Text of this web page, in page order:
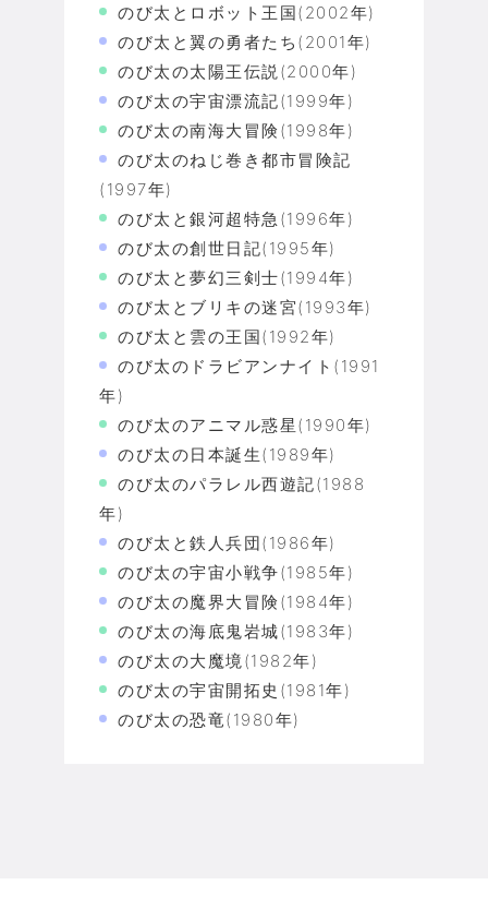
のび太とロボット王国(2002年)
のび太と翼の勇者たち(2001年)
のび太の太陽王伝説(2000年)
のび太の宇宙漂流記(1999年)
のび太の南海大冒険(1998年)
のび太のねじ巻き都市冒険記
(1997年)
のび太と銀河超特急(1996年)
のび太の創世日記(1995年)
のび太と夢幻三剣士(1994年)
のび太とブリキの迷宮(1993年)
のび太と雲の王国(1992年)
のび太のドラビアンナイト(1991
年)
のび太のアニマル惑星(1990年)
のび太の日本誕生(1989年)
のび太のパラレル西遊記(1988
年)
のび太と鉄人兵団(1986年)
のび太の宇宙小戦争(1985年)
のび太の魔界大冒険(1984年)
のび太の海底鬼岩城(1983年)
のび太の大魔境(1982年)
のび太の宇宙開拓史(1981年)
のび太の恐竜(1980年)